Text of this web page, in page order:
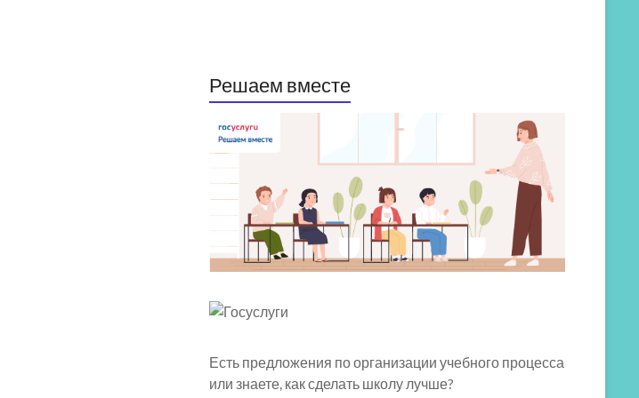
Решаем вместе
Есть предложения по организации учебного процесса
или знаете, как сделать школу лучше?